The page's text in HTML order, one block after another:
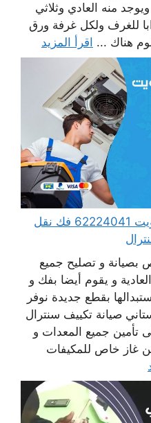
منه العادي وثلاثي
للغرف ولكل غرفة ورق
هناك ... اقرأ المزيد
فني تكييف مركزي هندي الكويت 62224041 فك نقل
بصيانة و تصليح جميع
و يقوم أيضا بفك و
بقطع جديدة نوفر
صيانة تكييف سنترال
تأمين جميع المعدات و
غاز خاص للمكيفات